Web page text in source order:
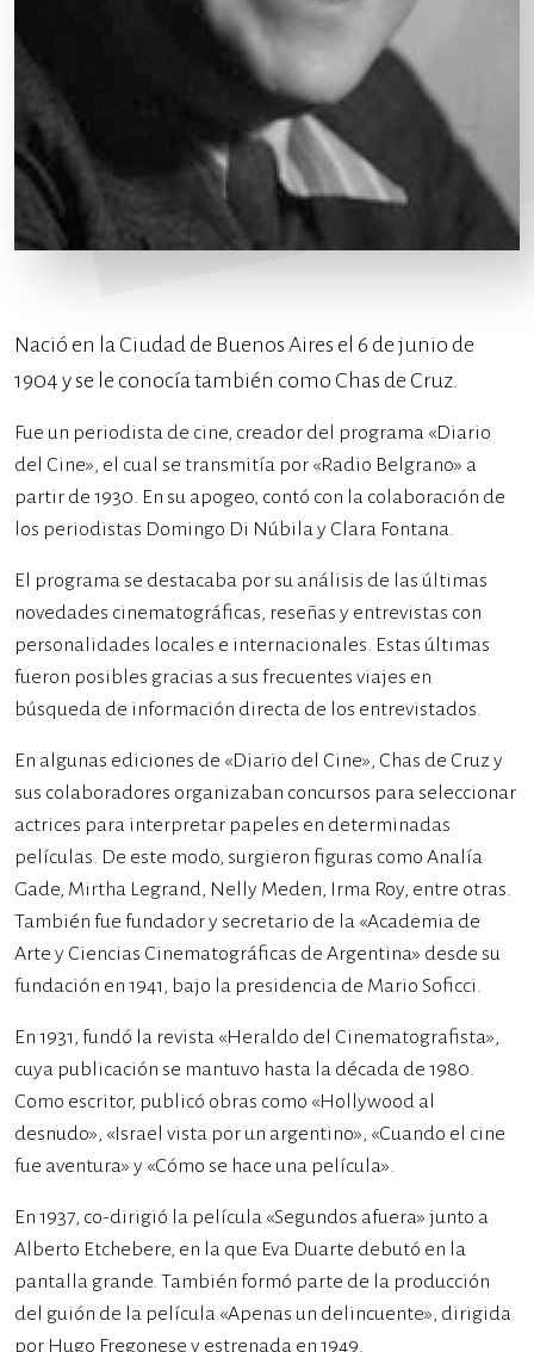
Nació en la Ciudad de Buenos Aires el 6 de junio de
1904 y se le conocía también como Chas de Cruz.
Fue un periodista de cine, creador del programa «Diario
del Cine», el cual se transmitía por «Radio Belgrano» a
partir de 1930. En su apogeo, contó con la colaboración de
los periodistas Domingo Di Núbila y Clara Fontana.
El programa se destacaba por su análisis de las últimas
novedades cinematográficas, reseñas y entrevistas con
personalidades locales e internacionales. Estas últimas
fueron posibles gracias a sus frecuentes viajes en
búsqueda de información directa de los entrevistados.
En algunas ediciones de «Diario del Cine», Chas de Cruz y
sus colaboradores organizaban concursos para seleccionar
actrices para interpretar papeles en determinadas
películas. De este modo, surgieron figuras como Analía
Gade, Mirtha Legrand, Nelly Meden, Irma Roy, entre otras.
También fue fundador y secretario de la «Academia de
Arte y Ciencias Cinematográficas de Argentina» desde su
fundación en 1941, bajo la presidencia de Mario Soficci.
En 1931, fundó la revista «Heraldo del Cinematografista»,
cuya publicación se mantuvo hasta la década de 1980.
Como escritor, publicó obras como «Hollywood al
desnudo», «Israel vista por un argentino», «Cuando el cine
fue aventura» y «Cómo se hace una película».
En 1937, co-dirigió la película «Segundos afuera» junto a
Alberto Etchebere, en la que Eva Duarte debutó en la
pantalla grande. También formó parte de la producción
del guión de la película «Apenas un delincuente», dirigida
por Hugo Fregonese y estrenada en 1949.